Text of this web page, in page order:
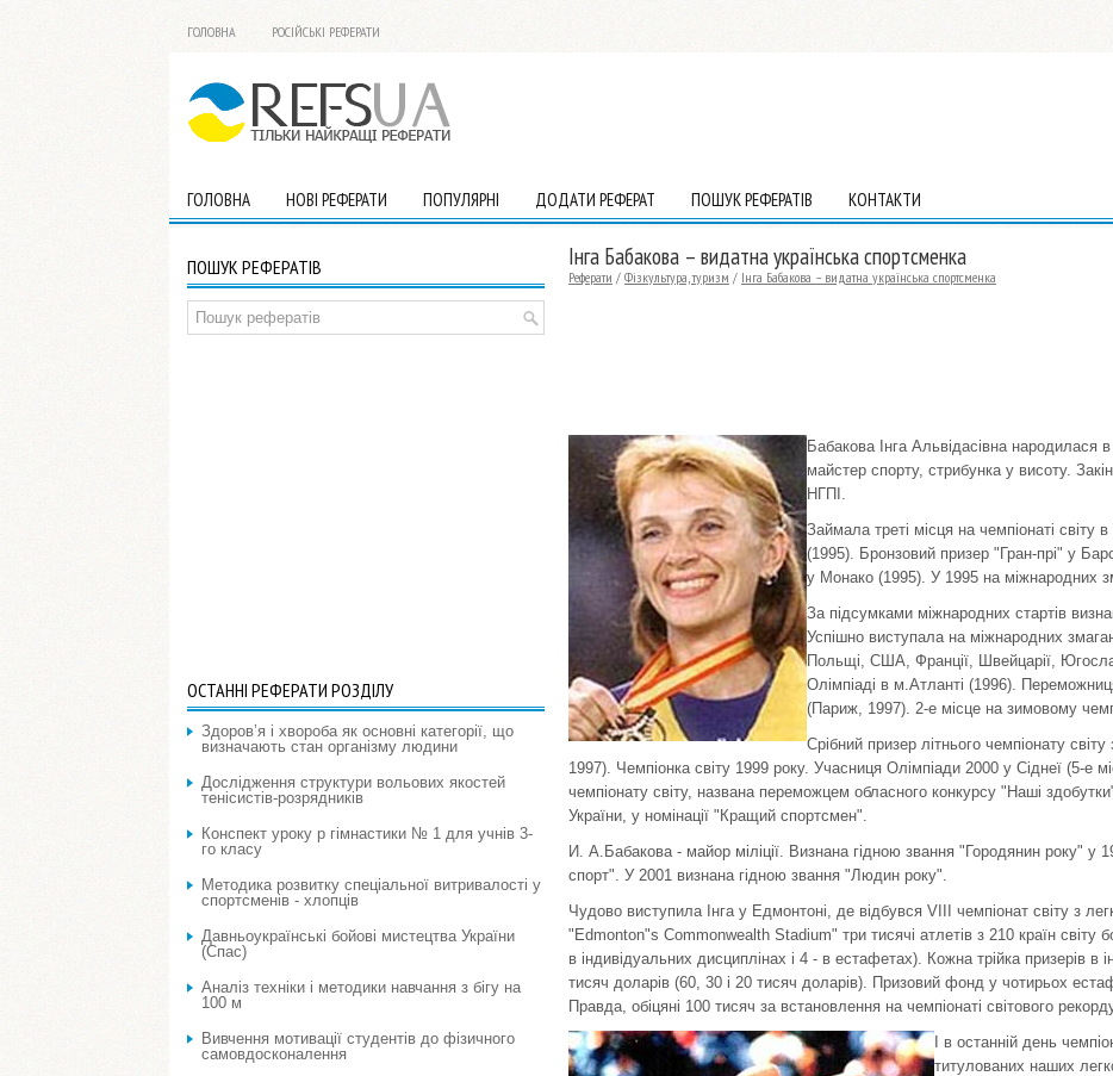
ГОЛОВНА РОСІЙСЬКІ РЕФЕРАТИ
ГОЛОВНА НОВІ РЕФЕРАТИ ПОПУЛЯРНІ ДОДАТИ РЕФЕРАТ ПОШУК РЕФЕРАТІВ КОНТАКТИ
Інга Бабакова – видатна українська спортсменка
Реферати / Фізкультура, туризм / Інга Бабакова – видатна українська спортсменка
Бабакова Інга Альвідасівна
майстер спорту, стрибунка у висоту.
НГПІ.
Займала треті місця на чемпіонаті світу
(1995). Бронзовий призер "Гран-прі" у
у Монако (1995). У 1995 на міжнародних
За підсумками міжнародних стартів
Успішно виступала на міжнародних
Польщі, США, Франції, Швейцарії,
Олімпіаді в м.Атланті (1996).
(Париж, 1997). 2-е місце на зимовому
Срібний призер літнього чемпіонату
1997). Чемпіонка світу 1999 року. Учасниця Олімпіади 2000 у Сіднеї (5-е
чемпіонату світу, названа переможцем обласного конкурсу "Наші
України, у номінації "Кращий спортсмен".
И. А.Бабакова - майор міліції. Визнана гідною звання "Городянин року" у
спорт". У 2001 визнана гідною звання "Людин року".
Чудово виступила Інга у Едмонтоні, де відбувся VІІІ чемпіонат світу з
"Edmonton"s Commonwealth Stadіum" три тисячі атлетів з 210 країн світу
в індивідуальних дисциплінах і 4 - в естафетах). Кожна трійка призерів
тисяч доларів (60, 30 і 20 тисяч доларів). Призовий фонд у чотирьох
Правда, обіцяні 100 тисяч за встановлення на чемпіонаті світового
І в останній день
титулованих наших
ПОШУК РЕФЕРАТІВ
ОСТАННІ РЕФЕРАТИ РОЗДІЛУ
Здоров’я і хвороба як основні категорії, що
визначають стан організму людини
Дослідження структури вольових якостей
тенісистів-розрядників
Конспект уроку p гімнастики № 1 для учнів 3-
го класу
Методика розвитку спеціальної витривалості у
спортсменів - хлопців
Давньоукраїнські бойові мистецтва України
(Спас)
Аналіз техніки і методики навчання з бігу на
100 м
Вивчення мотивації студентів до фізичного
самовдосконалення